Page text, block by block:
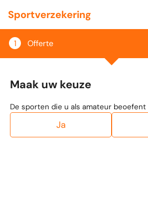
Sportverzekering
Offerte
Maak uw keuze
De sporten die u als amateur beoefent
Ja